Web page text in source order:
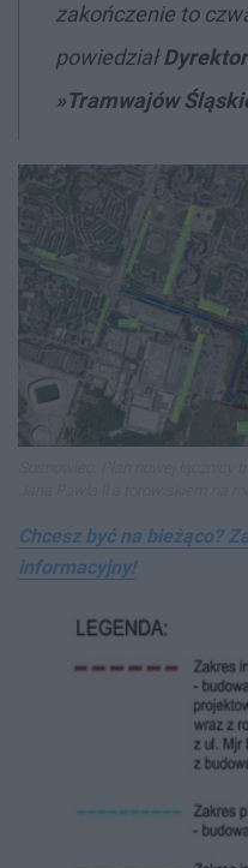
zakończenie to
powiedział
»Tramwajów
Chcesz być na bieżąco?
informacyjny!